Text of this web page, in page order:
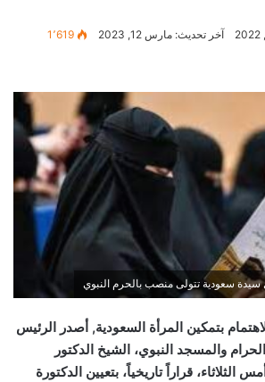
آخر تحديث: مارس 12, 2023 1٬619
سيدة سعودية تتولى منصب بالحرم النبوي
بتمكين المرأة السعودية, أصدر الرئيس
والمسجد النبوي، الشيخ الدكتور
قراراً تاريخياً، بتعيين الدكتورة